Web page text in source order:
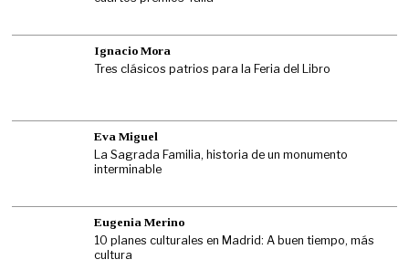
Ignacio Mora
Tres clásicos patrios para la Feria del Libro
Eva Miguel
La Sagrada Familia, historia de un monumento
interminable
Eugenia Merino
10 planes culturales en Madrid: A buen tiempo, más
cultura